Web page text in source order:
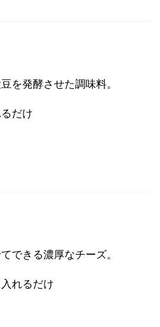
を発酵させた調味料。
だけ
できる濃厚なチーズ。
れるだけ